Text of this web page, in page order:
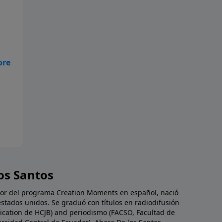
y
Santos
del programa Creation Moments en español, nació
unidos. Se graduó con títulos en radiodifusión
de HCJB) and periodismo (FACSO, Facultad de